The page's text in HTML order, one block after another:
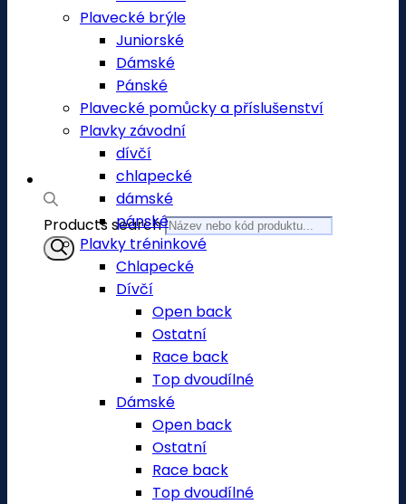
Products search
Plavecké brýle
Juniorské
Dámské
Pánské
Plavecké pomůcky a příslušenství
Plavky závodní
dívčí
chlapecké
dámské
pánské
Plavky tréninkové
Chlapecké
Dívčí
Open back
Ostatní
Race back
Top dvoudílné
Dámské
Open back
Ostatní
Race back
Top dvoudílné